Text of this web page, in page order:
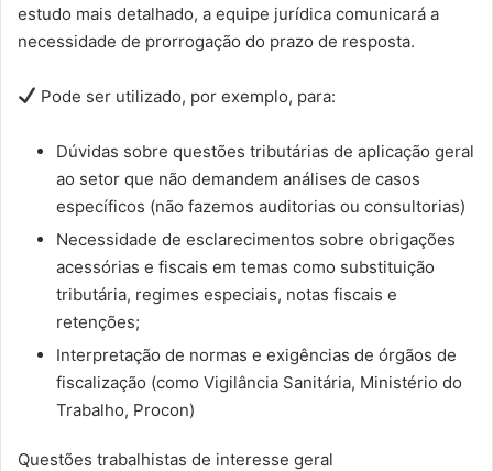
estudo mais detalhado, a equipe jurídica comunicará a
necessidade de prorrogação do prazo de resposta.
Pode ser utilizado, por exemplo, para:
Dúvidas sobre questões tributárias de aplicação geral
ao setor que não demandem análises de casos
específicos (não fazemos auditorias ou consultorias)
Necessidade de esclarecimentos sobre obrigações
acessórias e fiscais em temas como substituição
tributária, regimes especiais, notas fiscais e
retenções;
Interpretação de normas e exigências de órgãos de
fiscalização (como Vigilância Sanitária, Ministério do
Trabalho, Procon)
Questões trabalhistas de interesse geral